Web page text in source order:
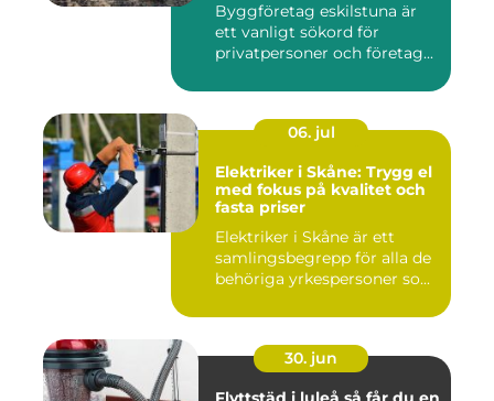
Byggföretag eskilstuna är
ett vanligt sökord för
privatpersoner och företag...
06. jul
Elektriker i Skåne: Trygg el
med fokus på kvalitet och
fasta priser
Elektriker i Skåne är ett
samlingsbegrepp för alla de
behöriga yrkespersoner so...
30. jun